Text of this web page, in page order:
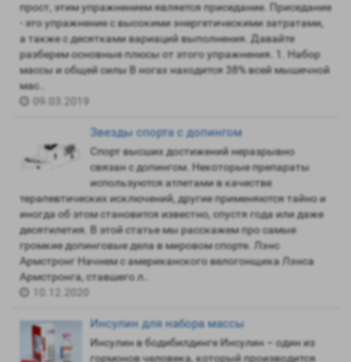
прост, этим упражнением является приседание. Приседание
- это упражнение с высокими энергетическими затратами,
а также с десятками вариаций выполнения. Давайте
разберем основные плюсы от этого упражнения. 1. Набор
массы и общей силы В ногах находится 38% всей мышечной
мас..
09.03.2019
Звезды спорта с допингом
Спорт высших достижений неразрывно
связан с допингом. Некоторые препараты
используются атлетами в качестве
терапевтических исключений, другие применяются тайно и
иногда об этом становится известно, спустя года или даже
десятилетия. В этой статье мы расскажем про самые
громкие допинговые дела в мировом спорте. Лэнс
Армстронг Начнем с американского велогонщика Лэнса
Армстронга, ставшего л..
Инсулин для набора массы
Инсулин в бодибилдинге Инсулин – один из
гормонов человека, который производится